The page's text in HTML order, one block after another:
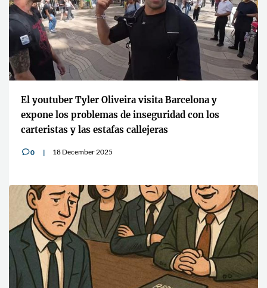
El youtuber Tyler Oliveira visita Barcelona y
expone los problemas de inseguridad con los
carteristas y las estafas callejeras
v0 18 December 2025